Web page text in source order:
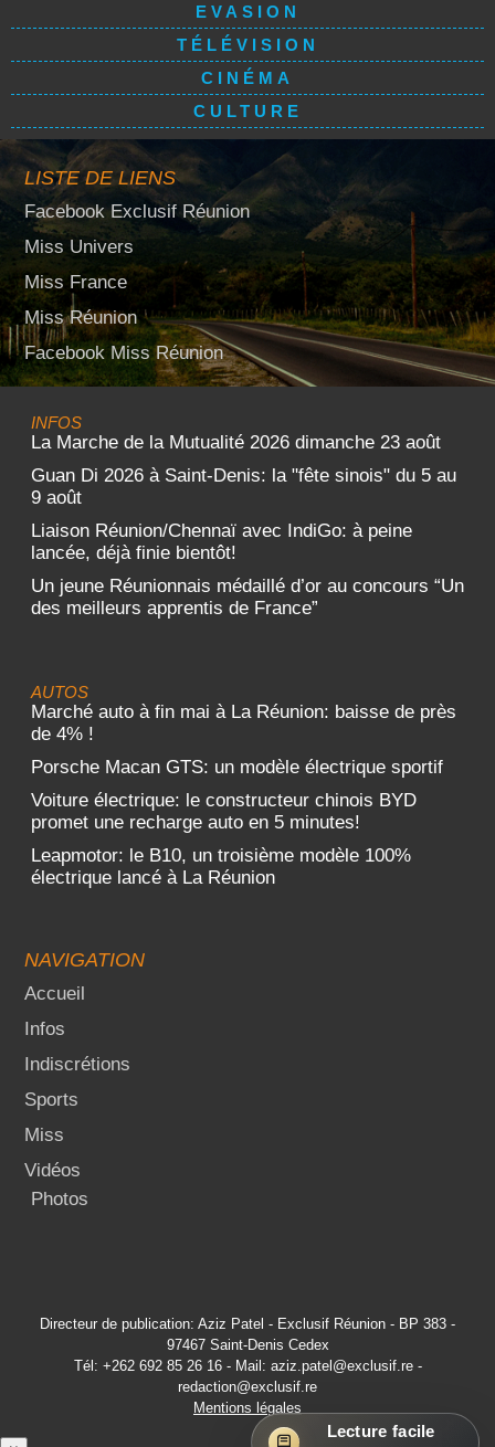
EVASION
TÉLÉVISION
CINÉMA
CULTURE
LISTE DE LIENS
Facebook Exclusif Réunion
Miss Univers
Miss France
Miss Réunion
Facebook Miss Réunion
INFOS
La Marche de la Mutualité 2026 dimanche 23 août
Guan Di 2026 à Saint-Denis: la "fête sinois" du 5 au
9 août
Liaison Réunion/Chennaï avec IndiGo: à peine
lancée, déjà finie bientôt!
Un jeune Réunionnais médaillé d’or au concours “Un
des meilleurs apprentis de France”
AUTOS
Marché auto à fin mai à La Réunion: baisse de près
de 4% !
Porsche Macan GTS: un modèle électrique sportif
Voiture électrique: le constructeur chinois BYD
promet une recharge auto en 5 minutes!
Leapmotor: le B10, un troisième modèle 100%
électrique lancé à La Réunion
NAVIGATION
Accueil
Infos
Indiscrétions
Sports
Miss
Vidéos
Photos
Directeur de publication: Aziz Patel - Exclusif Réunion - BP 383 -
97467 Saint-Denis Cedex
Tél: +262 692 85 26 16 - Mail: aziz.patel@exclusif.re -
redaction@exclusif.re
Mentions légales
Lecture facile